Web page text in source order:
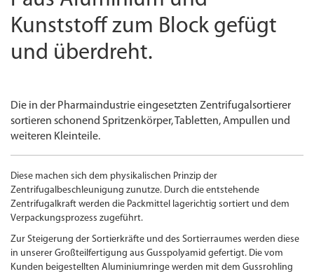
Kunststoff zum Block gefügt
und überdreht.
Die in der Pharmaindustrie eingesetzten Zentrifugalsortierer
sortieren schonend Spritzenkörper, Tabletten, Ampullen und
weiteren Kleinteile.
Diese machen sich dem physikalischen Prinzip der
Zentrifugalbeschleunigung zunutze. Durch die entstehende
Zentrifugalkraft werden die Packmittel lagerichtig sortiert und dem
Verpackungsprozess zugeführt.
Zur Steigerung der Sortierkräfte und des Sortierraumes werden diese
in unserer Großteilfertigung aus Gusspolyamid gefertigt. Die vom
Kunden beigestellten Aluminiumringe werden mit dem Guss­rohling